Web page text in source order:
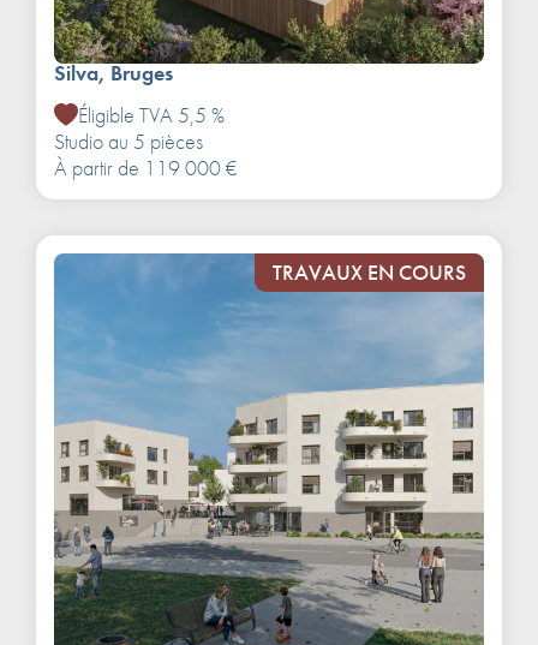
Silva, Bruges
Éligible TVA 5,5 %
Studio au 5 pièces
À partir de 119 000 €
TRAVAUX EN COURS